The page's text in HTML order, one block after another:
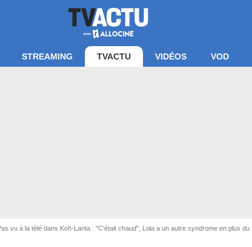
STREAMING TVACTU VIDÉOS VOD
vu à la télé dans Koh-Lanta : "C'était chaud", Lola a un autre syndrome en plus du